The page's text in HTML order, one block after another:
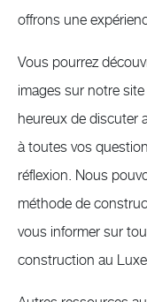
offrons une
Vous pourrez
images sur notre
heureux de discuter
à toutes vos
réflexion. Nous
méthode de
vous informer sur
construction au